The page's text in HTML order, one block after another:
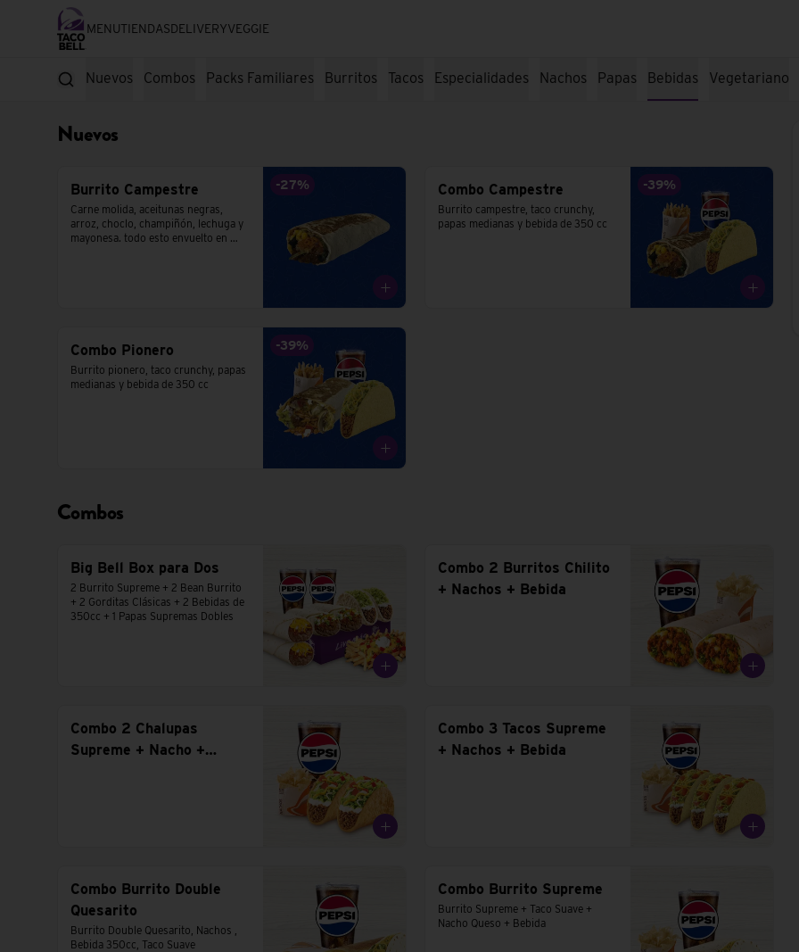
MENUTIENDASDELIVERYVEGGIE
Nuevos Combos Packs Familiares Burritos Tacos Especialidades Nachos Papas Bebidas Vegetariano
Nuevos
-27%
Burrito Campestre
Carne molida, aceitunas negras,
arroz, choclo, champiñón, lechuga y
mayonesa. todo esto envuelto en
-39%
Combo Campestre
Burrito campestre, taco crunchy,
papas medianas y bebida de 350 cc
-39%
Combo Pionero
Burrito pionero, taco crunchy, papas
medianas y bebida de 350 cc
Combos
Big Bell Box para Dos
2 Burrito Supreme + 2 Bean Burrito
+ 2 Gorditas Clásicas + 2 Bebidas de
350cc + 1 Papas Supremas Dobles
Combo 2 Burritos Chilito
+ Nachos + Bebida
Combo 2 Chalupas
Supreme + Nacho +
Combo 3 Tacos Supreme
+ Nachos + Bebida
Combo Burrito Double
Quesarito
Burrito Double Quesarito, Nachos ,
Bebida 350cc, Taco Suave
Combo Burrito Supreme
Burrito Supreme + Taco Suave +
Nacho Queso + Bebida